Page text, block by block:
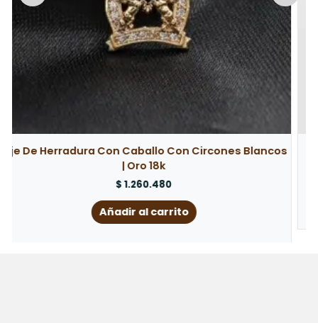
Dije Rostro Cristo | Oro Rosa 18k
$5.391.360
Añadir al carrito